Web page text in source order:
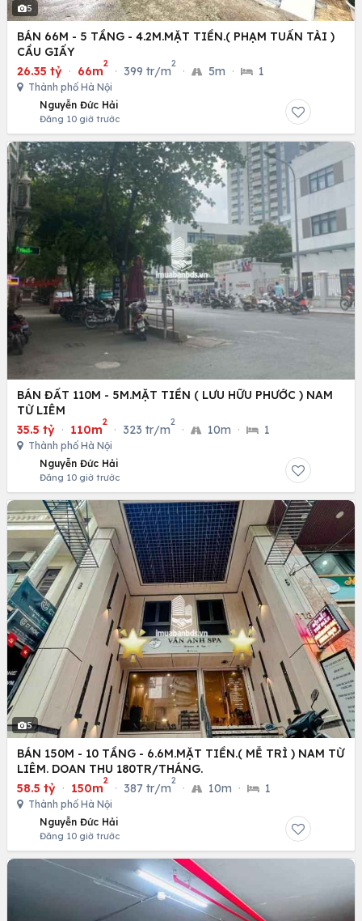
5
BÁN 66M - 5 TẦNG - 4.2M.MẶT TIỀN.( PHẠM TUẤN TÀI )
CẦU GIẤY
26.35 tỷ · 66m
2
· 399 tr/m
2
· 5m · 1
Thành phố Hà Nội
Nguyễn Đức Hải
Đăng 10 giờ trước
BÁN ĐẤT 110M - 5M.MẶT TIỀN ( LƯU HỮU PHƯỚC ) NAM
TỪ LIÊM
35.5 tỷ · 110m
2
· 323 tr/m
2
· 10m · 1
Thành phố Hà Nội
Nguyễn Đức Hải
Đăng 10 giờ trước
5
BÁN 150M - 10 TẦNG - 6.6M.MẶT TIỀN.( MỄ TRÌ ) NAM TỪ
LIÊM. DOAN THU 180TR/THÁNG.
58.5 tỷ · 150m
2
· 387 tr/m
2
· 10m · 1
Thành phố Hà Nội
Nguyễn Đức Hải
Đăng 10 giờ trước